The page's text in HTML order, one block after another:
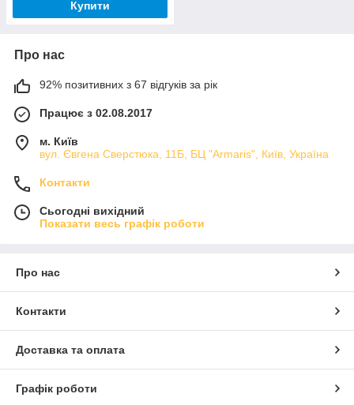
Купити
Про нас
92% позитивних з 67 відгуків за рік
Працює з 02.08.2017
м. Київ
вул. Євгена Сверстюка, 11Б, БЦ "Armaris", Київ, Україна
Контакти
Сьогодні вихідний
Показати весь графік роботи
Про нас
Контакти
Доставка та оплата
Графік роботи